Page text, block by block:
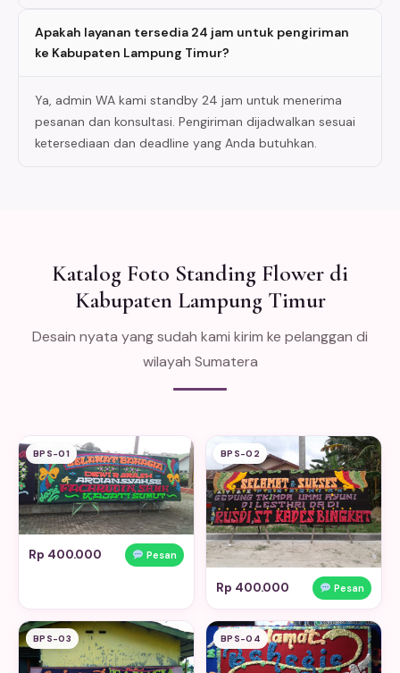
Apakah layanan tersedia 24 jam untuk pengiriman
ke Kabupaten Lampung Timur?
Ya, admin WA kami standby 24 jam untuk menerima
pesanan dan konsultasi. Pengiriman dijadwalkan sesuai
ketersediaan dan deadline yang Anda butuhkan.
Katalog Foto Standing Flower di
Kabupaten Lampung Timur
Desain nyata yang sudah kami kirim ke pelanggan di
wilayah Sumatera
BPS-01
Rp 400.000 Pesan
BPS-02
Rp 400.000 Pesan
BPS-03 BPS-04